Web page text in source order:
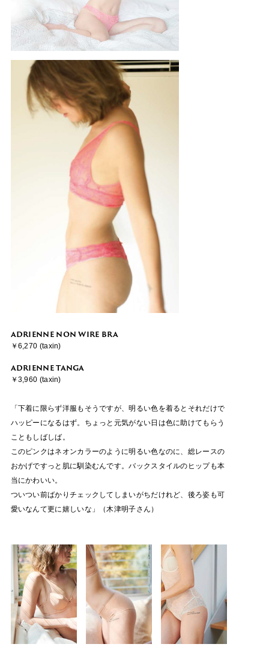
ADRIENNE NON WIRE BRA
￥6,270 (taxin)
ADRIENNE TANGA
￥3,960 (taxin)
「下着に限らず洋服もそうですが、明るい色を着るとそれだけで
ハッピーになるはず。ちょっと元気がない日は色に助けてもらう
こともしばしば。
このピンクはネオンカラーのように明るい色なのに、総レースの
おかげですっと肌に馴染むんです。バックスタイルのヒップも本
当にかわいい。
ついつい前ばかりチェックしてしまいがちだけれど、後ろ姿も可
愛いなんて更に嬉しいな」（木津明子さん）